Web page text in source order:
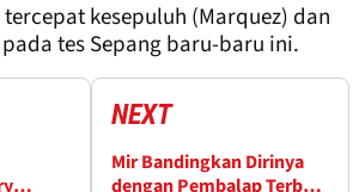
kesepuluh (Marquez) dan
tes Sepang baru-baru ini.
NEXT
Mir Bandingkan Dirinya
dengan Pembalap Terbaik